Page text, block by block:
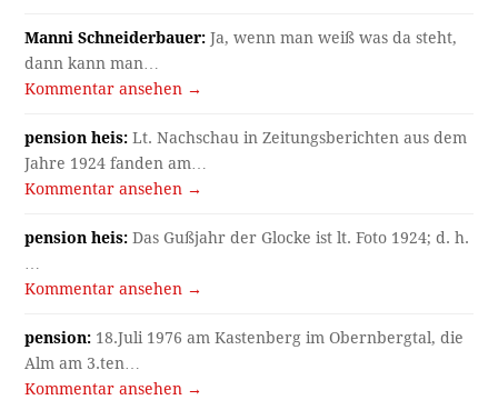
Manni Schneiderbauer: Ja, wenn man weiß was da steht,
dann kann man…
Kommentar ansehen →
pension heis: Lt. Nachschau in Zeitungsberichten aus dem
Jahre 1924 fanden am…
Kommentar ansehen →
pension heis: Das Gußjahr der Glocke ist lt. Foto 1924; d. h.
…
Kommentar ansehen →
pension: 18.Juli 1976 am Kastenberg im Obernbergtal, die
Alm am 3.ten…
Kommentar ansehen →